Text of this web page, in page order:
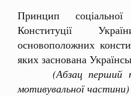
Принцип
Конституції
основоположних
яких заснована
(Абзац перший
мотивувальної частини)